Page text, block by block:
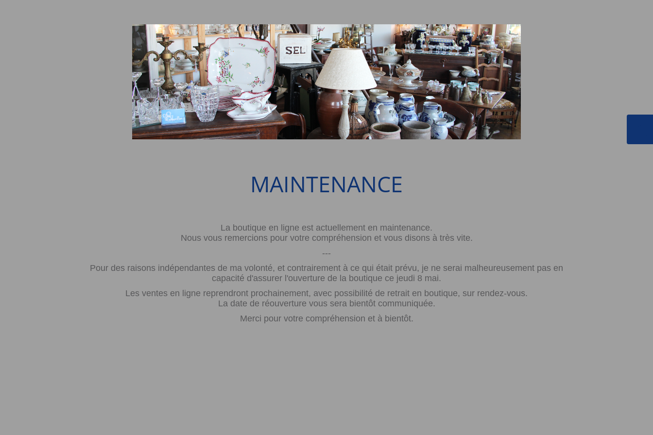
MAINTENANCE
La boutique en ligne est actuellement en maintenance.
Nous vous remercions pour votre compréhension et vous disons à très vite.
---
Pour des raisons indépendantes de ma volonté, et contrairement à ce qui était prévu, je ne serai malheureusement pas en
capacité d'assurer l'ouverture de la boutique ce jeudi 8 mai.
Les ventes en ligne reprendront prochainement, avec possibilité de retrait en boutique, sur rendez-vous.
La date de réouverture vous sera bientôt communiquée.
Merci pour votre compréhension et à bientôt.